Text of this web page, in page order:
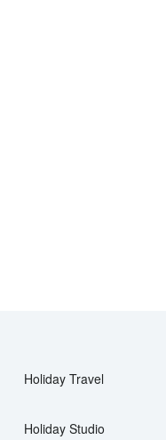
Holiday Travel
Holiday Studio